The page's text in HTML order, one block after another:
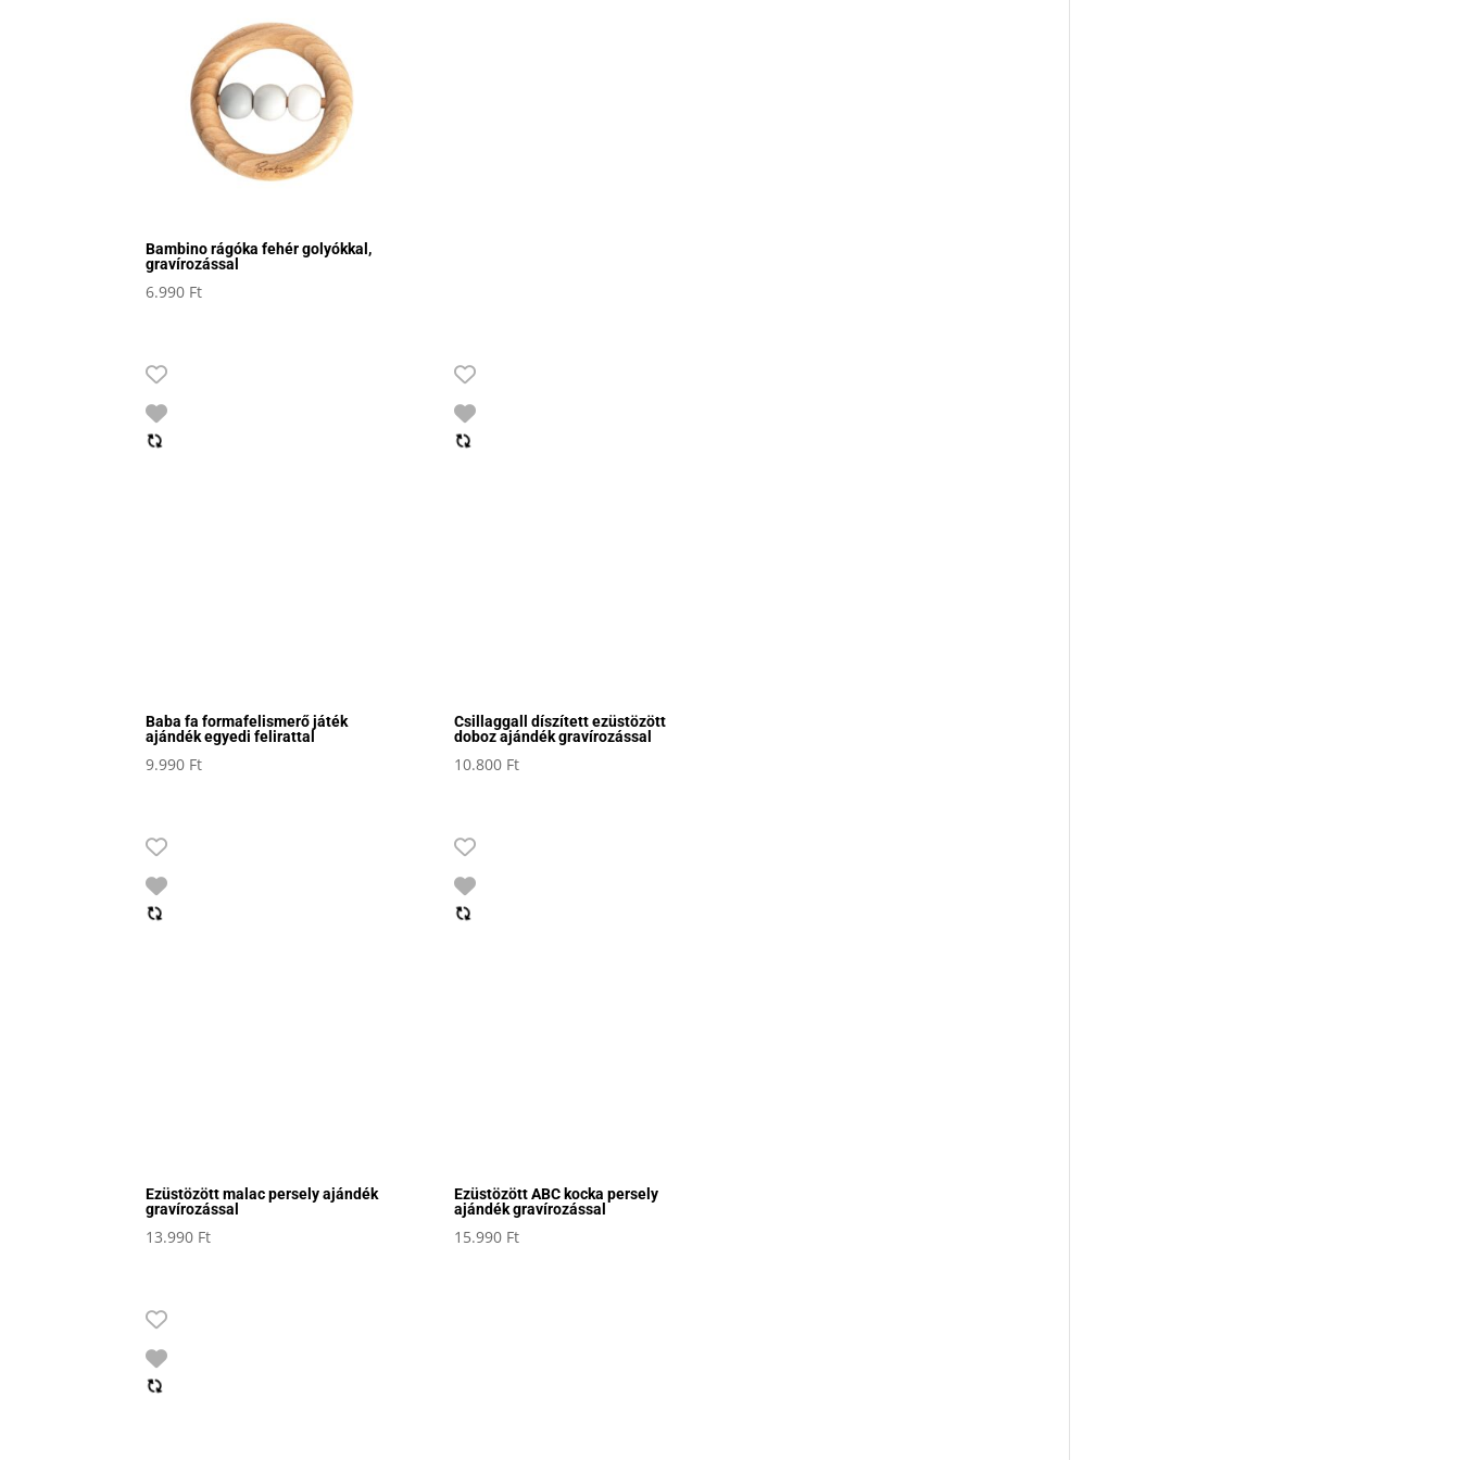
Bambino rágóka fehér golyókkal,
gravírozással
6.990 Ft
Baba fa formafelismerő játék
ajándék egyedi felirattal
9.990 Ft
Csillaggall díszített ezüstözött
doboz ajándék gravírozással
10.800 Ft
Ezüstözött malac persely ajándék
gravírozással
13.990 Ft
Ezüstözött ABC kocka persely
ajándék gravírozással
15.990 Ft